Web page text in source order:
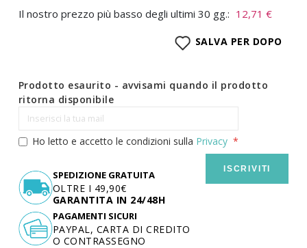
Il nostro prezzo più basso degli ultimi 30 gg.: 12,71 €
SALVA PER DOPO
Prodotto esaurito - avvisami quando il prodotto
ritorna disponibile
Ho letto e accetto le condizioni sulla Privacy
ISCRIVITI
SPEDIZIONE GRATUITA
OLTRE I 49,90€
GARANTITA IN 24/48H
PAGAMENTI SICURI
PAYPAL, CARTA DI CREDITO
O CONTRASSEGNO